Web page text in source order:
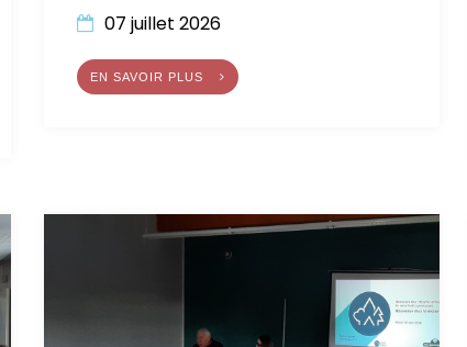
07 juillet 2026
EN SAVOIR PLUS